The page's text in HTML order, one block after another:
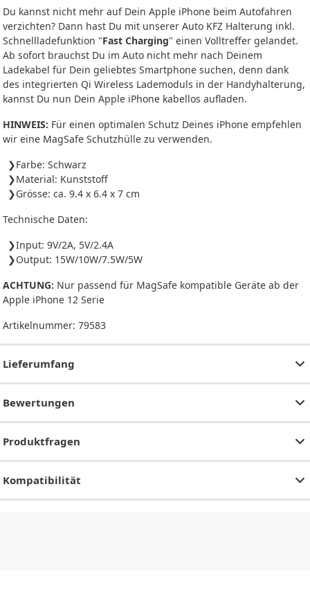
Du kannst nicht mehr auf Dein Apple iPhone beim Autofahren
verzichten? Dann hast Du mit unserer Auto KFZ Halterung inkl.
Schnellladefunktion "Fast Charging" einen Volltreffer gelandet.
Ab sofort brauchst Du im Auto nicht mehr nach Deinem
Ladekabel für Dein geliebtes Smartphone suchen, denn dank
des integrierten Qi Wireless Lademoduls in der Handyhalterung,
kannst Du nun Dein Apple iPhone kabellos aufladen.
HINWEIS: Für einen optimalen Schutz Deines iPhone empfehlen
wir eine MagSafe Schutzhülle zu verwenden.
Farbe: Schwarz
Material: Kunststoff
Grösse: ca. 9.4 x 6.4 x 7 cm
Technische Daten:
Input: 9V/2A, 5V/2.4A
Output: 15W/10W/7.5W/5W
ACHTUNG: Nur passend für MagSafe kompatible Geräte ab der
Apple iPhone 12 Serie
Artikelnummer: 79583
Lieferumfang
Bewertungen
Produktfragen
Kompatibilität